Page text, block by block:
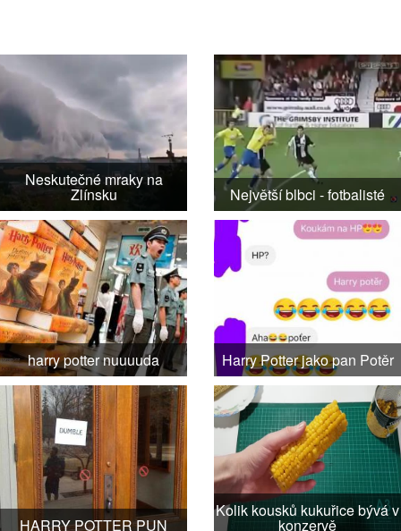
Neskutečné mraky na
Zlínsku Největší blbci - fotbalisté
harry potter nuuuuda Harry Potter jako pan Potěr
HARRY POTTER PUN
Kolik kousků kukuřice bývá v
konzervě